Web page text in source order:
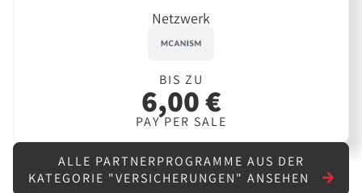
Netzwerk
BIS ZU
6,00 €
PAY PER SALE
ALLE PARTNERPROGRAMME AUS DER
KATEGORIE "VERSICHERUNGEN" ANSEHEN